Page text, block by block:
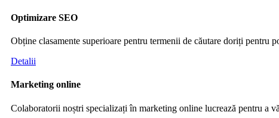
Optimizare SEO
Obține clasamente superioare pentru termenii de căutare doriți pentru
Detalii
Marketing online
Colaboratorii noștri specializați în marketing online lucrează pentru a